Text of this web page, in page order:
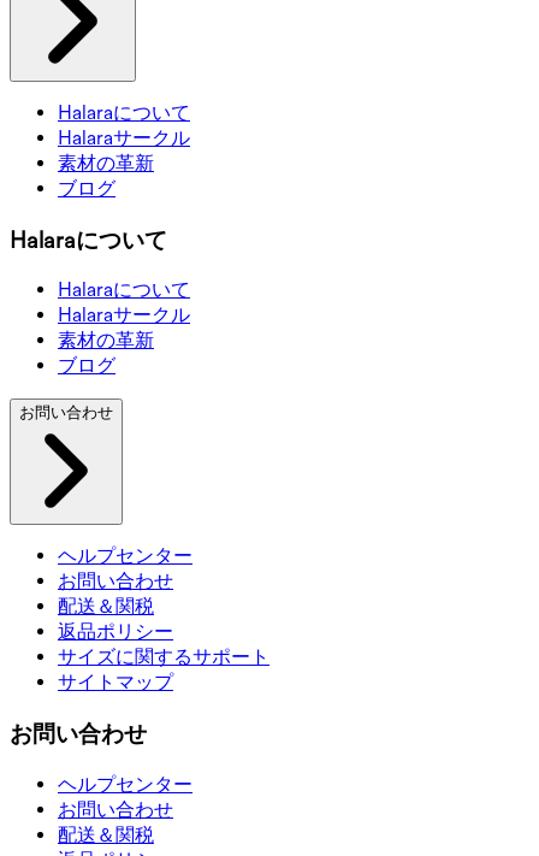
Halaraについて
Halaraサークル
素材の革新
ブログ
Halaraについて
Halaraについて
Halaraサークル
素材の革新
ブログ
お問い合わせ
ヘルプセンター
お問い合わせ
配送＆関税
返品ポリシー
サイズに関するサポート
サイトマップ
お問い合わせ
ヘルプセンター
お問い合わせ
配送＆関税